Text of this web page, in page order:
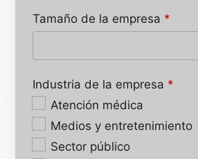
Tamaño de la empresa *
Industria de la empresa *
Atención médica
Medios y entretenimiento
Sector público